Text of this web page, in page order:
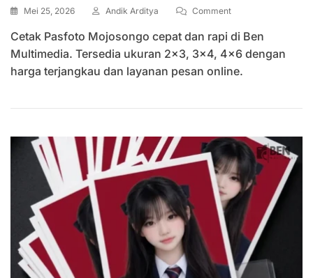
Mei 25, 2026 Andik Arditya CommentOn
Pasfoto
Mojosongo
Tinggi
Cetak Pasfoto Mojosongo cepat dan rapi di Ben
Multimedia. Tersedia ukuran 2×3, 3×4, 4×6 dengan
harga terjangkau dan layanan pesan online.